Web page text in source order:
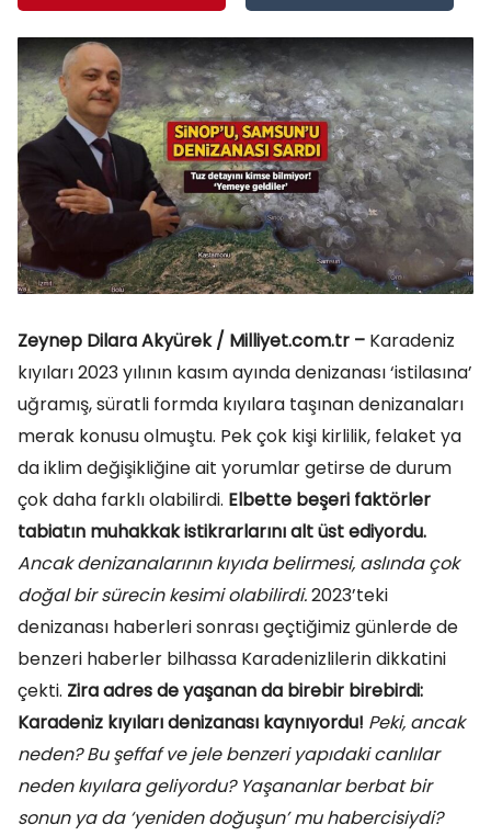
Zeynep Dilara Akyürek / Milliyet.com.tr – Karadeniz
kıyıları 2023 yılının kasım ayında denizanası ‘istilasına’
uğramış, süratli formda kıyılara taşınan denizanaları
merak konusu olmuştu. Pek çok kişi kirlilik, felaket ya
da iklim değişikliğine ait yorumlar getirse de durum
çok daha farklı olabilirdi. Elbette beşeri faktörler
tabiatın muhakkak istikrarlarını alt üst ediyordu.
Ancak denizanalarının kıyıda belirmesi, aslında çok
doğal bir sürecin kesimi olabilirdi.2023’teki
denizanası haberleri sonrası geçtiğimiz günlerde de
benzeri haberler bilhassa Karadenizlilerin dikkatini
çekti. Zira adres de yaşanan da birebir birebirdi:
Karadeniz kıyıları denizanası kaynıyordu! Peki, ancak
neden? Bu şeffaf ve jele benzeri yapıdaki canlılar
neden kıyılara geliyordu? Yaşananlar berbat bir
sonun ya da ‘yeniden doğuşun’ mu habercisiydi?